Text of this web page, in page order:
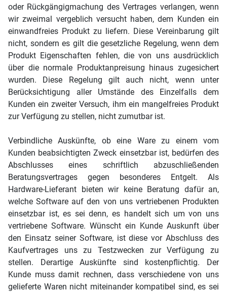
oder Rückgängigmachung des Vertrages verlangen, wenn
wir zweimal vergeblich versucht haben, dem Kunden ein
einwandfreies Produkt zu liefern. Diese Vereinbarung gilt
nicht, sondern es gilt die gesetzliche Regelung, wenn dem
Produkt Eigenschaften fehlen, die von uns ausdrücklich
über die normale Produktanpreisung hinaus zugesichert
wurden. Diese Regelung gilt auch nicht, wenn unter
Berücksichtigung aller Umstände des Einzelfalls dem
Kunden ein zweiter Versuch, ihm ein mangelfreies Produkt
zur Verfügung zu stellen, nicht zumutbar ist.
Verbindliche Auskünfte, ob eine Ware zu einem vom
Kunden beabsichtigten Zweck einsetzbar ist, bedürfen des
Abschlusses eines schriftlich abzuschließenden
Beratungsvertrages gegen besonderes Entgelt. Als
Hardware-Lieferant bieten wir keine Beratung dafür an,
welche Software auf den von uns vertriebenen Produkten
einsetzbar ist, es sei denn, es handelt sich um von uns
vertriebene Software. Wünscht ein Kunde Auskunft über
den Einsatz seiner Software, ist diese vor Abschluss des
Kaufvertrages uns zu Testzwecken zur Verfügung zu
stellen. Derartige Auskünfte sind kostenpflichtig. Der
Kunde muss damit rechnen, dass verschiedene von uns
gelieferte Waren nicht miteinander kompatibel sind, es sei